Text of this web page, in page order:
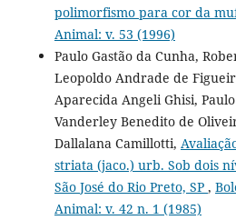
polimorfismo para cor da
Animal: v. 53 (1996)
Paulo Gastão da Cunha,
Leopoldo Andrade de
Aparecida Angeli Ghisi,
Vanderley Benedito de
Dallalana Camillotti,
striata (jaco.) urb. Sob dois
São José do Rio Preto, SP ,
Animal: v. 42 n. 1 (1985)